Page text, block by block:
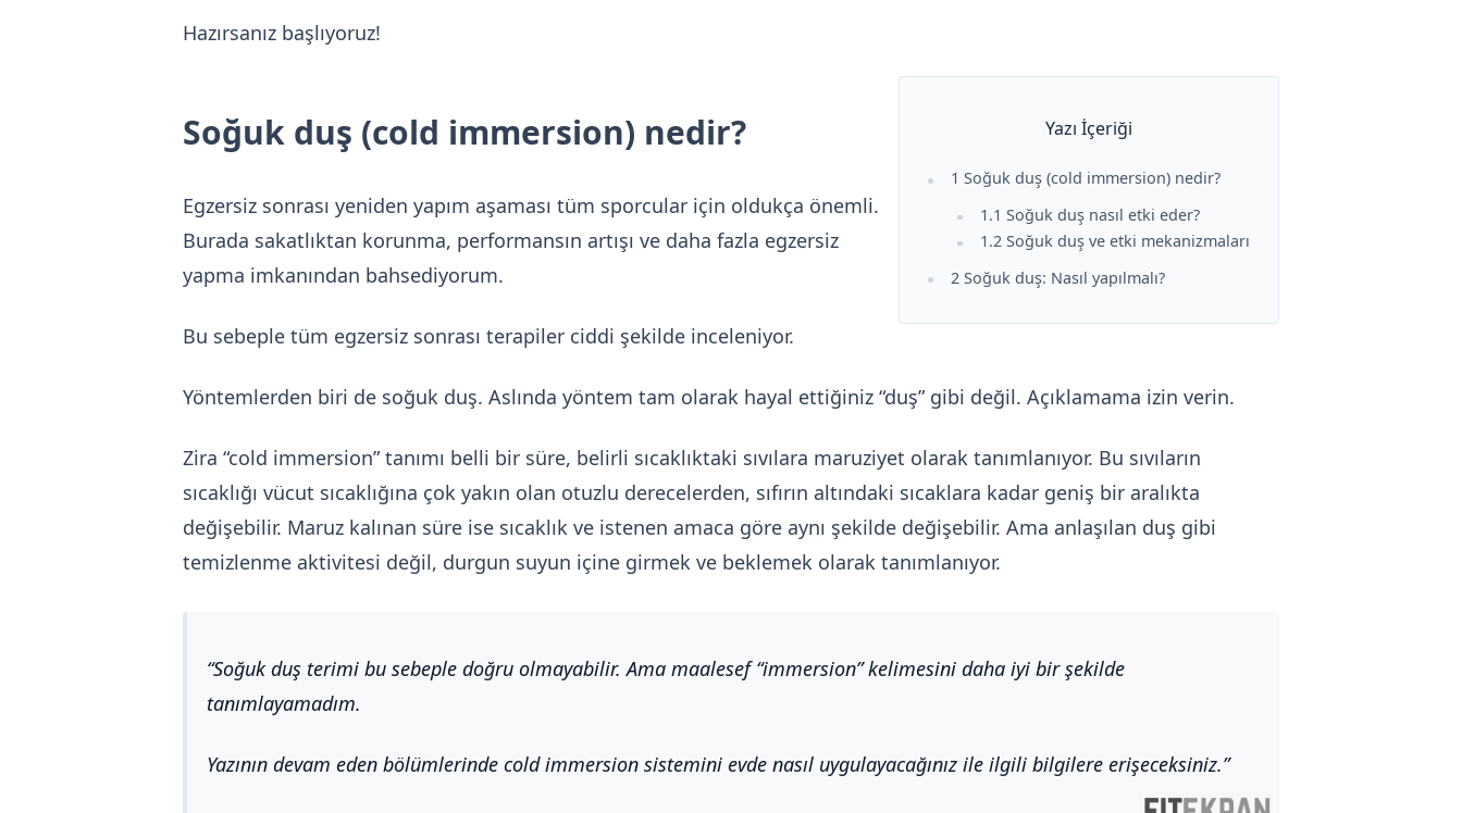
Hazırsanız başlıyoruz!
Yazı İçeriği
1 Soğuk duş (cold immersion) nedir?
1.1 Soğuk duş nasıl etki eder?
1.2 Soğuk duş ve etki mekanizmaları
2 Soğuk duş: Nasıl yapılmalı?
Soğuk duş (cold immersion) nedir?
Egzersiz sonrası yeniden yapım aşaması tüm sporcular için oldukça önemli.
Burada sakatlıktan korunma, performansın artışı ve daha fazla egzersiz
yapma imkanından bahsediyorum.
Bu sebeple tüm egzersiz sonrası terapiler ciddi şekilde inceleniyor.
Yöntemlerden biri de soğuk duş. Aslında yöntem tam olarak hayal ettiğiniz “duş” gibi değil. Açıklamama izin verin.
Zira “cold immersion” tanımı belli bir süre, belirli sıcaklıktaki sıvılara maruziyet olarak tanımlanıyor. Bu sıvıların
sıcaklığı vücut sıcaklığına çok yakın olan otuzlu derecelerden, sıfırın altındaki sıcaklara kadar geniş bir aralıkta
değişebilir. Maruz kalınan süre ise sıcaklık ve istenen amaca göre aynı şekilde değişebilir. Ama anlaşılan duş gibi
temizlenme aktivitesi değil, durgun suyun içine girmek ve beklemek olarak tanımlanıyor.
Soğuk duş terimi bu sebeple doğru olmayabilir. Ama maalesef “immersion” kelimesini daha iyi bir şekilde
tanımlayamadım.
Yazının devam eden bölümlerinde cold immersion sistemini evde nasıl uygulayacağınız ile ilgili bilgilere erişeceksiniz.